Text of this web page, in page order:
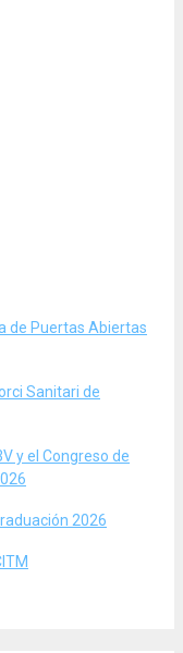
de Puertas Abiertas
Sanitari de
y el Congreso de
2026